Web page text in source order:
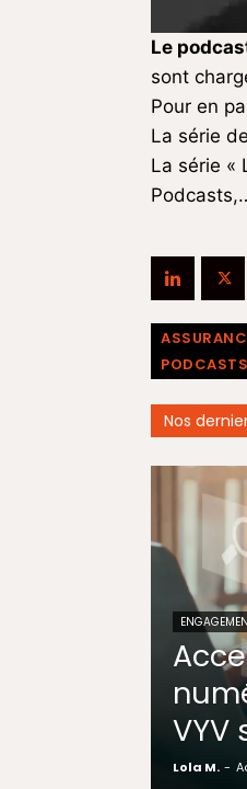
Le
sont
Pour en
La série
La série «
Nos
VYV
Lola M. -